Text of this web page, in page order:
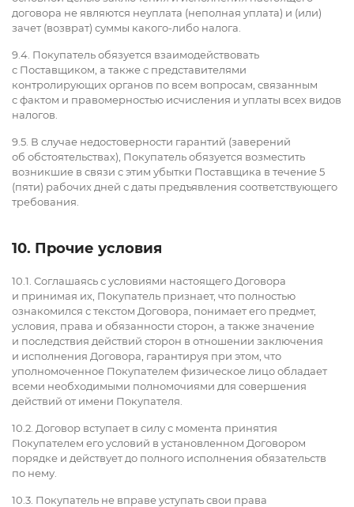
договора не являются неуплата (неполная уплата) и (или)
зачет (возврат) суммы какого-либо налога.
9.4. Покупатель обязуется взаимодействовать
с Поставщиком, а также с представителями
контролирующих органов по всем вопросам, связанным
с фактом и правомерностью исчисления и уплаты всех видов
налогов.
9.5. В случае недостоверности гарантий (заверений
об обстоятельствах), Покупатель обязуется возместить
возникшие в связи с этим убытки Поставщика в течение 5
(пяти) рабочих дней с даты предъявления соответствующего
требования.
10. Прочие условия
10.1. Соглашаясь с условиями настоящего Договора
и принимая их, Покупатель признает, что полностью
ознакомился с текстом Договора, понимает его предмет,
условия, права и обязанности сторон, а также значение
и последствия действий сторон в отношении заключения
и исполнения Договора, гарантируя при этом, что
уполномоченное Покупателем физическое лицо обладает
всеми необходимыми полномочиями для совершения
действий от имени Покупателя.
10.2. Договор вступает в силу с момента принятия
Покупателем его условий в установленном Договором
порядке и действует до полного исполнения обязательств
по нему.
10.3. Покупатель не вправе уступать свои права